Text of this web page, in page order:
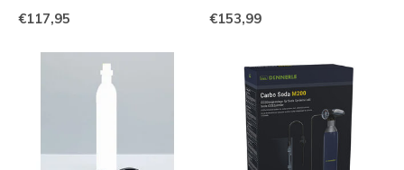
€117,95 €153,99